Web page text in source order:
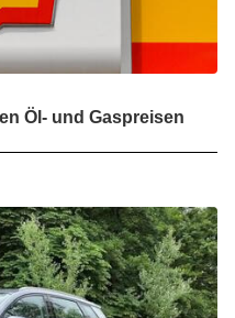
Öl- und Gaspreisen